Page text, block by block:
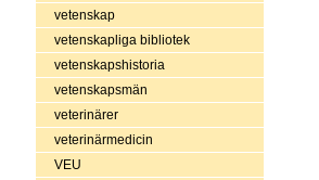
vetenskap
vetenskapliga bibliotek
vetenskapshistoria
vetenskapsmän
veterinärer
veterinärmedicin
VEU